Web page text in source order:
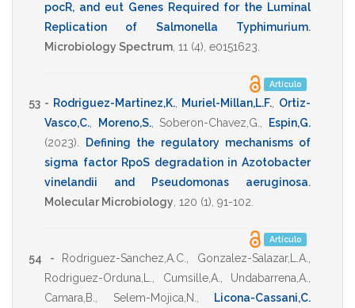
pocR, and eut Genes Required for the Luminal
Replication of Salmonella Typhimurium.
Microbiology Spectrum 11 (4), e0151623
Artículo
53 - Rodriguez-Martinez,K., Muriel-Millan,L.F.
Ortiz-
Vasco,C.
Moreno,S., Soberon-Chavez,G.
Espin,G.
(2023)
Defining the regulatory mechanisms of
sigma factor RpoS degradation in Azotobacter
vinelandii and Pseudomonas aeruginosa.
Molecular Microbiology 120 (1), 91-102
Artículo
54 - Rodriguez-Sanchez,A.C. Gonzalez-Salazar,L.A.
Rodriguez-Orduna,L.
Cumsille,A. Undabarrena,A.
Camara,B.
Selem-Mojica,N.
Licona-Cassani,C.